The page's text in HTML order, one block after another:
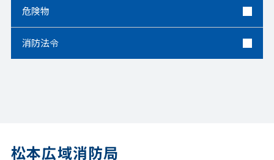
危険物
消防法令
松本広域消防局